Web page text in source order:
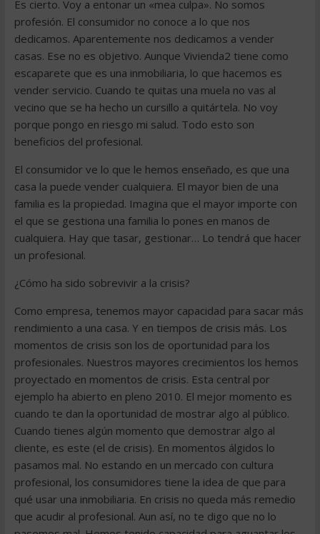
Es cierto. Voy a entonar un «mea culpa». No somos
profesión. El consumidor no conoce a lo que nos
dedicamos. Aparentemente nos dedicamos a vender
casas. Ese no es objetivo. Aunque Vivienda2 tiene como
escaparete que es una inmobiliaria, lo que hacemos es
vender servicio. Cuando te quitas una muela no vas al
vecino que se ha hecho un cursillo a quitártela. No voy
porque pongo en riesgo mi salud. Todo esto son
beneficios del profesional.
El consumidor ve lo que le hemos enseñado, es que una
casa la puede vender cualquiera. El mayor bien de una
familia es la propiedad. Imagina que el mayor importe con
el que se gestiona una familia lo pones en manos de
cualquiera. Hay que tasar, gestionar… Lo tendrá que hacer
un profesional.
¿Cómo ha sido sobrevivir a la crisis?
Como empresa, tenemos mayor capacidad para sacar más
rendimiento a una casa. Y en tiempos de crisis más. Los
momentos de crisis son los de oportunidad para los
profesionales. Nuestros mayores crecimientos los hemos
proyectado en momentos de crisis. Esta central por
ejemplo ha abierto en pleno 2010. El mejor momento es
cuando te dan la oportunidad de mostrar algo al público.
Cuando tienes algún momento que demostrar algo al
cliente, es este (el de crisis). En momentos álgidos lo
pasamos mal. No estando en un mercado con cultura
profesional, los consumidores tiene la idea de que para
qué usar una inmobiliaria. En crisis no queda más remedio
que acudir al profesional. Aun así, no te digo que no lo